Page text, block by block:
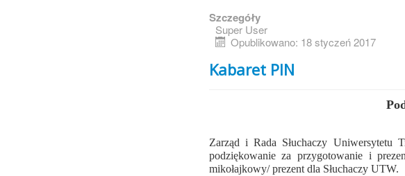
Szczegóły
Super User
Opublikowano: 18 styczeń 2017
Kabaret PIN
Zarząd i Rada Słuchaczy Uniwersytetu
podziękowanie za przygotowanie i
mikołajkowy/ prezent dla Słuchaczy UTW.